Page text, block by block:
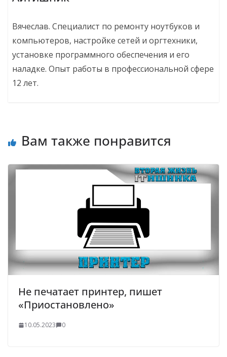
Вячеслав. Специалист по ремонту ноутбуков и
компьютеров, настройке сетей и оргтехники,
установке программного обеспечения и его
наладке. Опыт работы в профессиональной сфере
12 лет.
Вам также понравится
Не печатает принтер, пишет
«Приостановлено»
10.05.2023 0